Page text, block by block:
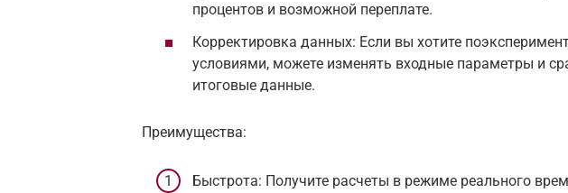
процентов и возможной переплате.
Корректировка данных: Если вы хотите
условиями, можете изменять входные параметры и
итоговые данные.
Преимущества:
Быстрота: Получите расчеты в режиме реального